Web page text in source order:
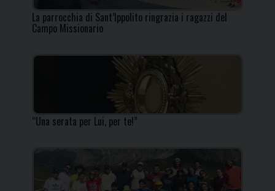
La parrocchia di Sant’Ippolito ringrazia i ragazzi del
Campo Missionario
“Una serata per Lui, per te!”